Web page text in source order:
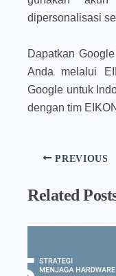
dipersonalisasi
Dapatkan
Anda melalui
Google untuk
dengan tim
PREVIOUS
Related